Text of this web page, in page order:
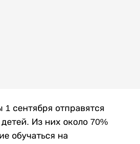
сентября отправятся
Из них около 70%
обучаться на